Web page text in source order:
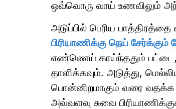
ஒவ்வொரு வாய் உணவிலும்
அடுப்பில் பெரிய
பிரியாணிக்கு நெய்
எண்ணெய் காய்ந்ததும் பட்டை,
தாளிக்கவும். அடுத்து,
பொன்னிறமாகும் வரை
அவ்வளவு சுவை